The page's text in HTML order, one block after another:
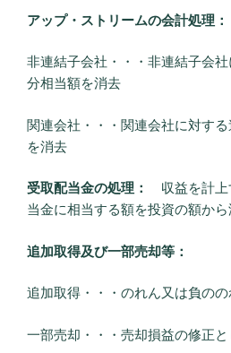
アップ・ストリームの会計処理：
非連結子会社・・・非連結子会
分相当額を消去
関連会社・・・関連会社に対す
を消去
受取配当金の処理：
収益を計上
当金に相当する額を投資の額から
追加取得及び一部売却等：
追加取得・・・のれん又は負の
一部売却・・・売却損益の修正